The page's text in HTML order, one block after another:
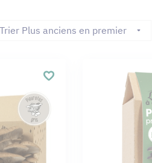
Trier Plus anciens en premier